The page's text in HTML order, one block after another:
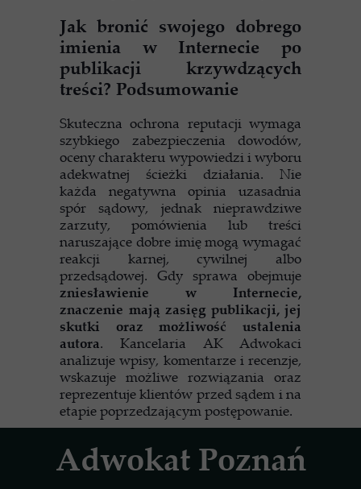
Adwokat Poznań
Jak bronić swojego dobrego
imienia w Internecie po
publikacji krzywdzących
treści? Podsumowanie
Skuteczna ochrona reputacji wymaga
szybkiego zabezpieczenia dowodów,
oceny charakteru wypowiedzi i wyboru
adekwatnej ścieżki działania. Nie
każda negatywna opinia uzasadnia
spór sądowy, jednak nieprawdziwe
zarzuty, pomówienia lub treści
naruszające dobre imię mogą wymagać
reakcji karnej, cywilnej albo
przedsądowej. Gdy sprawa obejmuje
zniesławienie w Internecie,
znaczenie mają zasięg publikacji, jej
skutki oraz możliwość ustalenia
autora. Kancelaria AK Adwokaci
analizuje wpisy, komentarze i recenzje,
wskazuje możliwe rozwiązania oraz
reprezentuje klientów przed sądem i na
etapie poprzedzającym postępowanie.